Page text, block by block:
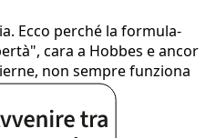
Ecco perché la formula-
cara a Hobbes e ancor
non sempre funziona